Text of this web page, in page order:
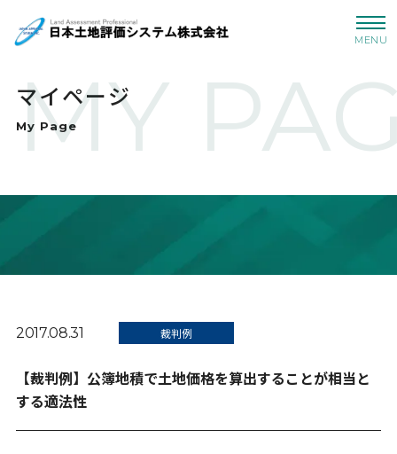
MENU
MY
マイページ
My Page
2017.08.31 裁判例
【裁判例】公簿地積で土地価格を算出することが相当と
する適法性